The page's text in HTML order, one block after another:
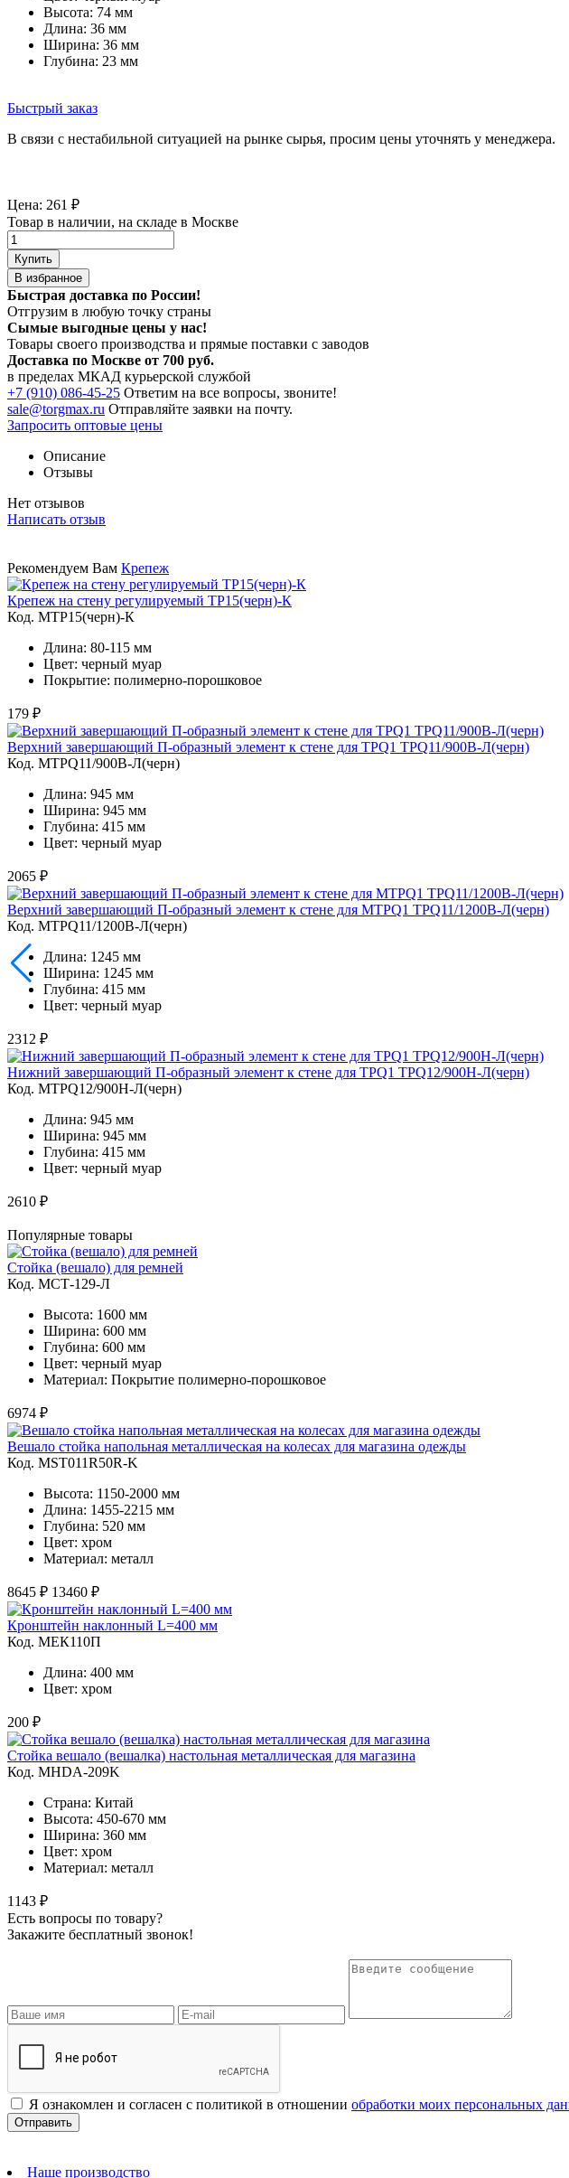
Высота: 74 мм
Длина: 36 мм
Ширина: 36 мм
Глубина: 23 мм
Быстрый заказ
В связи с нестабильной ситуацией на рынке сырья, просим цены уточнять у менеджера.
Цена: 261 ₽
Товар в наличии, на складе в Москве
Купить
В избранное
Быстрая доставка по России!
Отгрузим в любую точку страны
Сымые выгодные цены у нас!
Товары своего производства и прямые поставки с заводов
Доставка по Москве от 700 руб.
в пределах МКАД курьерской службой
+7 (910) 086-45-25 Ответим на все вопросы, звоните!
sale@torgmax.ru Отправляйте заявки на почту.
Запросить оптовые цены
Описание
Отзывы
Нет отзывов
Написать отзыв
Рекомендуем Вам Крепеж
Крепеж на стену регулируемый TP15(черн)-К
Код. МTP15(черн)-К
Длина: 80-115 мм
Цвет: черный муар
Покрытие: полимерно-порошковое
179 ₽
Верхний завершающий П-образный элемент к стене для TPQ1 TPQ11/900В-Л(черн)
Код. MTPQ11/900В-Л(черн)
Длина: 945 мм
Ширина: 945 мм
Глубина: 415 мм
Цвет: черный муар
2065 ₽
Верхний завершающий П-образный элемент к стене для MTPQ1 TPQ11/1200В-Л(черн)
Код. MTPQ11/1200В-Л(черн)
Длина: 1245 мм
Ширина: 1245 мм
Глубина: 415 мм
Цвет: черный муар
2312 ₽
Нижний завершающий П-образный элемент к стене для TPQ1 TPQ12/900Н-Л(черн)
Код. MTPQ12/900Н-Л(черн)
Длина: 945 мм
Ширина: 945 мм
Глубина: 415 мм
Цвет: черный муар
2610 ₽
Популярные товары
Стойка (вешало) для ремней
Код. MСТ-129-Л
Высота: 1600 мм
Ширина: 600 мм
Глубина: 600 мм
Цвет: черный муар
Материал: Покрытие полимерно-порошковое
6974 ₽
Вешало стойка напольная металлическая на колесах для магазина одежды
Код. MST011R50R-K
Высота: 1150-2000 мм
Длина: 1455-2215 мм
Глубина: 520 мм
Цвет: хром
Материал: металл
8645 ₽ 13460 ₽
Кронштейн наклонный L=400 мм
Код. MЕК110П
Длина: 400 мм
Цвет: хром
200 ₽
Стойка вешало (вешалка) настольная металлическая для магазина
Код. MHDA-209K
Страна: Китай
Высота: 450-670 мм
Ширина: 360 мм
Цвет: хром
Материал: металл
1143 ₽
Есть вопросы по товару?
Закажите бесплатный звонок!
Я ознакомлен и согласен с политикой в отношении обработки моих персональных
Наше производство